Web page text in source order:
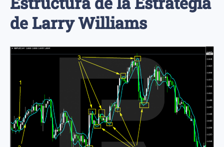
de Larry Williams